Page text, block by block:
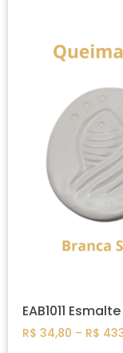
EAB1011
R$ 34,80 – R$